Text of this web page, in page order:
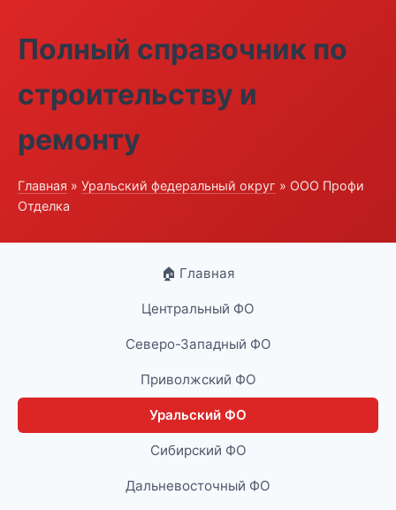
Полный справочник по
строительству и
ремонту
Главная » Уральский федеральный округ » ООО Профи
Отделка
🏠 Главная
Центральный ФО
Северо-Западный ФО
Приволжский ФО
Уральский ФО
Сибирский ФО
Дальневосточный ФО